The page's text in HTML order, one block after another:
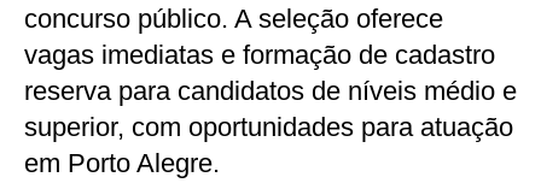
concurso público. A seleção oferece
vagas imediatas e formação de cadastro
reserva para candidatos de níveis médio e
superior, com oportunidades para atuação
em Porto Alegre.